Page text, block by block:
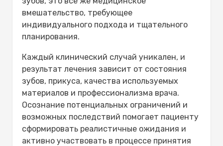
вмешательство, требующее
индивидуального подхода и тщательного
планирования.
Каждый клинический случай уникален, и
результат лечения зависит от состояния
зубов, прикуса, качества используемых
материалов и профессионализма врача.
Осознание потенциальных ограничений и
возможных последствий помогает пациенту
сформировать реалистичные ожидания и
активно участвовать в процессе принятия